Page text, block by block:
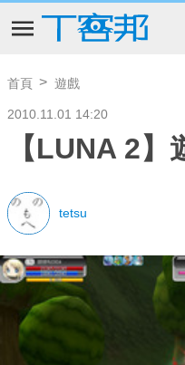
首頁 遊戲
2010.11.01 14:20
【LUNA 2
tetsu